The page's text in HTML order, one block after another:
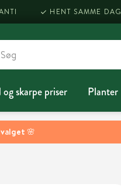
🌸
HENT SAMME DAG
skarpe priser Planter